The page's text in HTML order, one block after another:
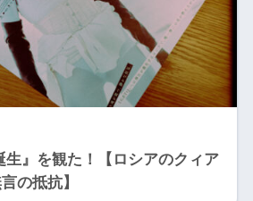
生』を観た！【ロシアのクィア
の抵抗】